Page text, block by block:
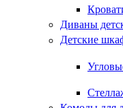
Диваны
Детские